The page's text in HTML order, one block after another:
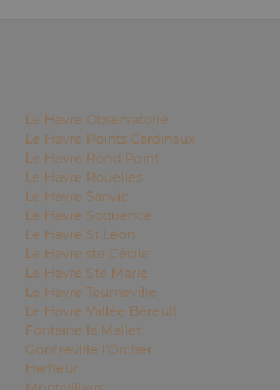
Le Havre Observatoire
Le Havre Points Cardinaux
Le Havre Rond Point
Le Havre Rouelles
Le Havre Sanvic
Le Havre Soquence
Le Havre St Léon
Le Havre ste Cécile
Le Havre Ste Marie
Le Havre Tourneville
Le Havre Vallée Béreult
Fontaine la Mallet
Gonfreville l'Orcher
Harfleur